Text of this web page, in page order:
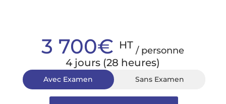
3 700€ HT / personne
4 jours (28 heures)
Avec Examen Sans Examen